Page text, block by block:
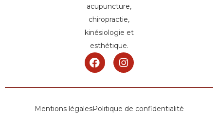
acupuncture,
chiropractie,
kinésiologie et
esthétique.
Mentions légalesPolitique de confidentialité